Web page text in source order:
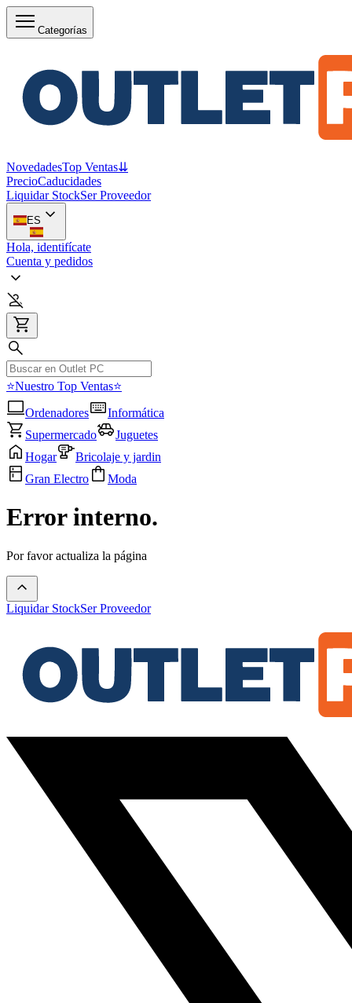
Categorías
NovedadesTop Ventas⇊
PrecioCaducidades
Liquidar StockSer Proveedor
ES
Hola, identifícate
Cuenta y pedidos
⭐Nuestro Top Ventas⭐
Ordenadores
Informática
Supermercado
Juguetes
Hogar
Bricolaje y jardin
Gran Electro
Moda
Error interno.
Por favor actualiza la página
Liquidar StockSer Proveedor